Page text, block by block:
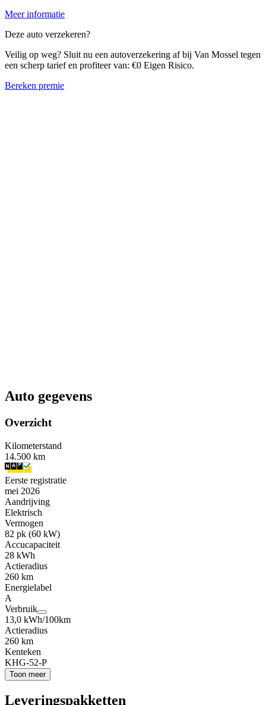
Meer informatie
Deze auto verzekeren?
Veilig op weg? Sluit nu een autoverzekering af bij Van Mossel tegen
een scherp tarief en profiteer van: €0 Eigen Risico.
Bereken premie
Auto gegevens
Overzicht
Kilometerstand
14.500 km
Eerste registratie
mei 2026
Aandrijving
Elektrisch
Vermogen
82 pk (60 kW)
Accucapaciteit
28 kWh
Actieradius
260 km
Energielabel
A
Verbruik
13,0 kWh/100km
Actieradius
260 km
Kenteken
KHG-52-P
Toon meer
Leveringspakketten